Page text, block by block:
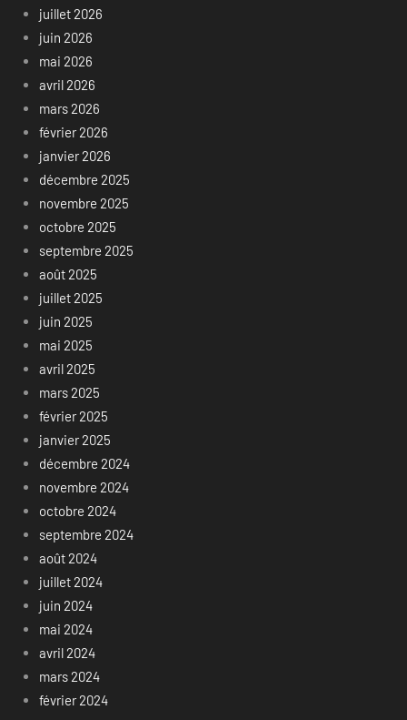
juillet 2026
juin 2026
mai 2026
avril 2026
mars 2026
février 2026
janvier 2026
décembre 2025
novembre 2025
octobre 2025
septembre 2025
août 2025
juillet 2025
juin 2025
mai 2025
avril 2025
mars 2025
février 2025
janvier 2025
décembre 2024
novembre 2024
octobre 2024
septembre 2024
août 2024
juillet 2024
juin 2024
mai 2024
avril 2024
mars 2024
février 2024